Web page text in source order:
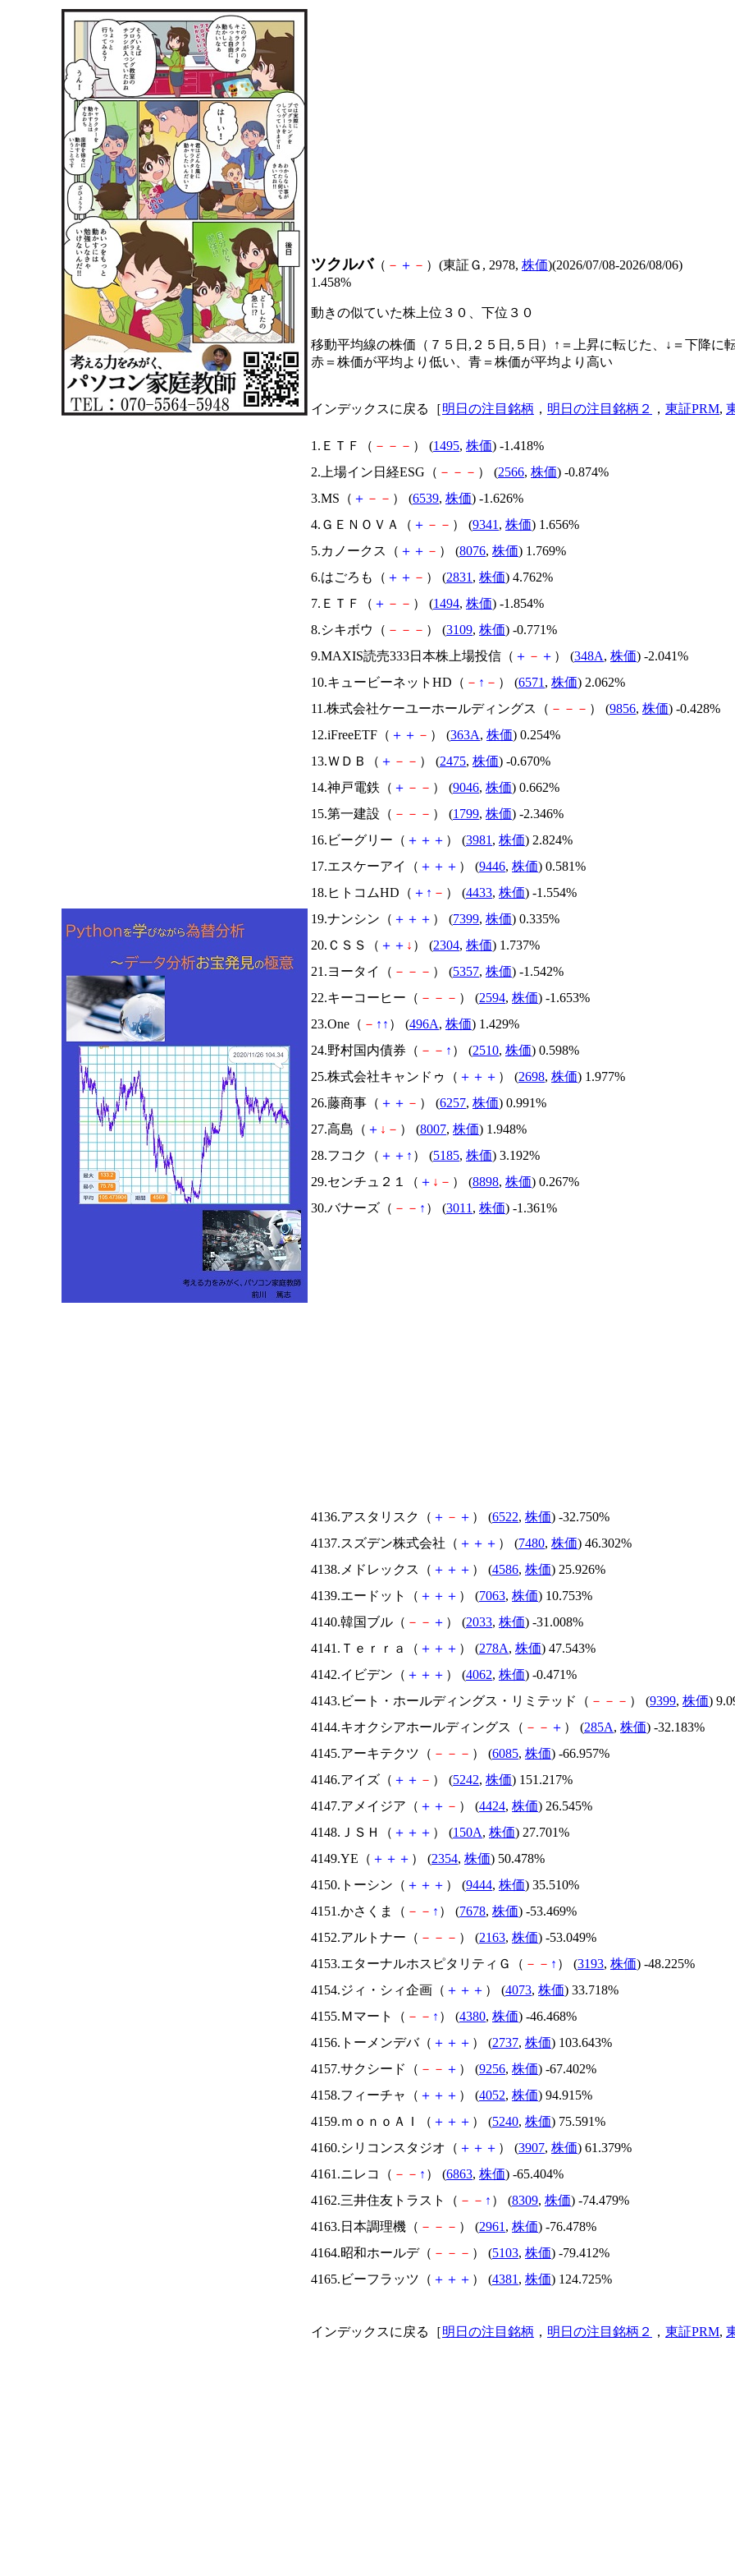
ツクルバ（ － ＋ － ）(東証Ｇ, 2978, 株価)(2026/07/08-2026/08/06)
1.458%
動きの似ていた株上位３０、下位３０
移動平均線の株価（７５日,２５日,５日）↑＝上昇に転じた、↓＝下降に
赤＝株価が平均より低い、青＝株価が平均より高い
インデックスに戻る［明日の注目銘柄 ， 明日の注目銘柄２ ， 東証PRM,
1.ＥＴＦ（ － － － ） (1495, 株価) -1.418%
2.上場イン日経ESG（ － － － ） (2566, 株価) -0.874%
3.MS（ ＋ － － ） (6539, 株価) -1.626%
4.ＧＥＮＯＶＡ（ ＋ － － ） (9341 , 株価) 1.656%
5.カノークス（ ＋ ＋ － ） (8076, 株価) 1.769%
6.はごろも（ ＋ ＋ － ） (2831 , 株価) 4.762%
7.ＥＴＦ（ ＋ － － ） (1494, 株価) -1.854%
8.シキボウ（ － － － ） (3109, 株価) -0.771%
9.MAXIS読売333日本株上場投信（ ＋ － ＋ ） (348A, 株価) -2.041%
10.キュービーネットHD（ － ↑ － ） (6571 , 株価) 2.062%
11.株式会社ケーユーホールディングス（ － － － ） (9856, 株価) -0.428%
12.iFreeETF（ ＋ ＋ － ） (363A, 株価) 0.254%
13.ＷＤＢ（ ＋ － － ） (2475, 株価) -0.670%
14.神戸電鉄（ ＋ － － ） (9046, 株価) 0.662%
15.第一建設（ － － － ） (1799, 株価) -2.346%
16.ビーグリー（ ＋ ＋ ＋ ） (3981 , 株価) 2.824%
17.エスケーアイ（ ＋ ＋ ＋ ） (9446, 株価) 0.581%
18.ヒトコムHD（ ＋ ↑ － ） (4433, 株価) -1.554%
19.ナンシン（ ＋ ＋ ＋ ） (7399, 株価) 0.335%
20.ＣＳＳ（ ＋ ＋ ↓ ） (2304, 株価) 1.737%
21.ヨータイ（ － － － ） (5357, 株価) -1.542%
22.キーコーヒー（ － － － ） (2594, 株価) -1.653%
23.One（ － ↑ ↑ ） (496A, 株価) 1.429%
24.野村国内債券（ － － ↑ ） (2510, 株価) 0.598%
25.株式会社キャンドゥ（ ＋ ＋ ＋ ） (2698, 株価) 1.977%
26.藤商事（ ＋ ＋ － ） (6257, 株価) 0.991%
27.高島（ ＋ ↓ － ） (8007, 株価) 1.948%
28.フコク（ ＋ ＋ ↑ ） (5185, 株価) 3.192%
29.センチュ２１（ ＋ ↓ － ） (8898, 株価) 0.267%
30.バナーズ（ － － ↑ ） (3011 , 株価) -1.361%
4136.アスタリスク（ ＋ － ＋ ） (6522, 株価) -32.750%
4137.スズデン株式会社（ ＋ ＋ ＋ ） (7480, 株価) 46.302%
4138.メドレックス（ ＋ ＋ ＋ ） (4586, 株価) 25.926%
4139.エードット（ ＋ ＋ ＋ ） (7063, 株価) 10.753%
4140.韓国ブル（ － － ＋ ） (2033, 株価) -31.008%
4141.Ｔｅｒｒａ（ ＋ ＋ ＋ ） (278A, 株価) 47.543%
4142.イビデン（ ＋ ＋ ＋ ） (4062, 株価) -0.471%
4143.ビート・ホールディングス・リミテッド（ － － － ） (9399, 株価)
4144.キオクシアホールディングス（ － － ＋ ） (285A, 株価) -32.183%
4145.アーキテクツ（ － － － ） (6085, 株価) -66.957%
4146.アイズ（ ＋ ＋ － ） (5242, 株価) 151.217%
4147.アメイジア（ ＋ ＋ － ） (4424, 株価) 26.545%
4148.ＪＳＨ（ ＋ ＋ ＋ ） (150A, 株価) 27.701%
4149.YE（ ＋ ＋ ＋ ） (2354, 株価) 50.478%
4150.トーシン（ ＋ ＋ ＋ ） (9444, 株価) 35.510%
4151.かさくま（ － － ↑ ） (7678, 株価) -53.469%
4152.アルトナー（ － － － ） (2163, 株価) -53.049%
4153.エターナルホスピタリティＧ（ － － ↑ ） (3193, 株価) -48.225%
4154.ジィ・シィ企画（ ＋ ＋ ＋ ） (4073, 株価) 33.718%
4155.Ｍマート（ － － ↑ ） (4380, 株価) -46.468%
4156.トーメンデバ（ ＋ ＋ ＋ ） (2737, 株価) 103.643%
4157.サクシード（ － － ＋ ） (9256, 株価) -67.402%
4158.フィーチャ（ ＋ ＋ ＋ ） (4052, 株価) 94.915%
4159.ｍｏｎｏＡＩ（ ＋ ＋ ＋ ） (5240, 株価) 75.591%
4160.シリコンスタジオ（ ＋ ＋ ＋ ） (3907, 株価) 61.379%
4161.ニレコ（ － － ↑ ） (6863, 株価) -65.404%
4162.三井住友トラスト（ － － ↑ ） (8309, 株価) -74.479%
4163.日本調理機（ － － － ） (2961 , 株価) -76.478%
4164.昭和ホールデ（ － － － ） (5103, 株価) -79.412%
4165.ビーフラッツ（ ＋ ＋ ＋ ） (4381 , 株価) 124.725%
インデックスに戻る［明日の注目銘柄 ， 明日の注目銘柄２ ， 東証PRM,